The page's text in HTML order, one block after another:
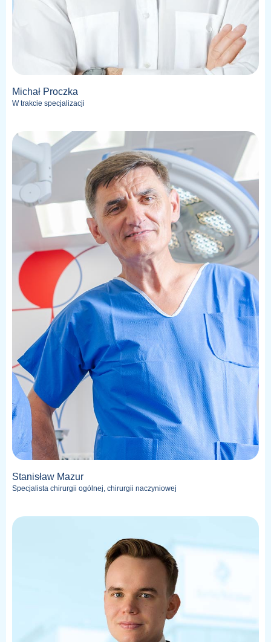
Michał Proczka
W trakcie specjalizacji
Stanisław Mazur
Specjalista chirurgii ogólnej, chirurgii naczyniowej